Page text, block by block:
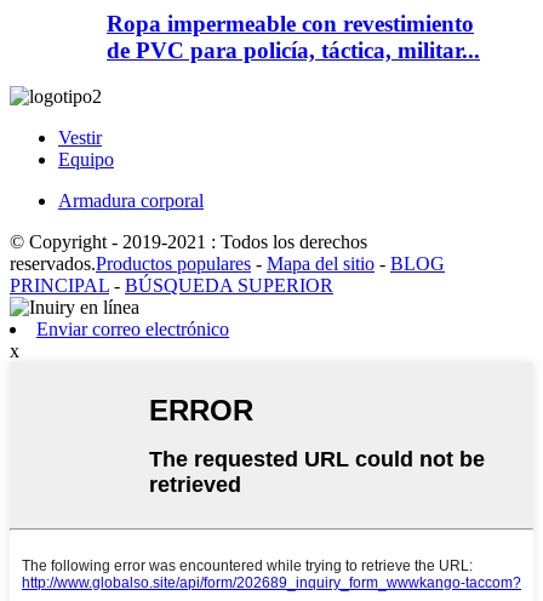
Ropa impermeable con revestimiento
de PVC para policía, táctica, militar...
Vestir
Equipo
Armadura corporal
© Copyright - 2019-2021 : Todos los derechos
reservados.Productos populares - Mapa del sitio - BLOG
PRINCIPAL - BÚSQUEDA SUPERIOR
Enviar correo electrónico
x